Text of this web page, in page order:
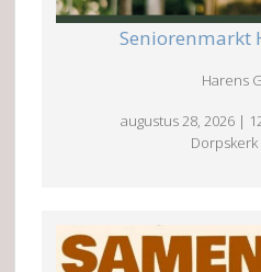
Seniorenmarkt
Harens
augustus 28, 2026 |